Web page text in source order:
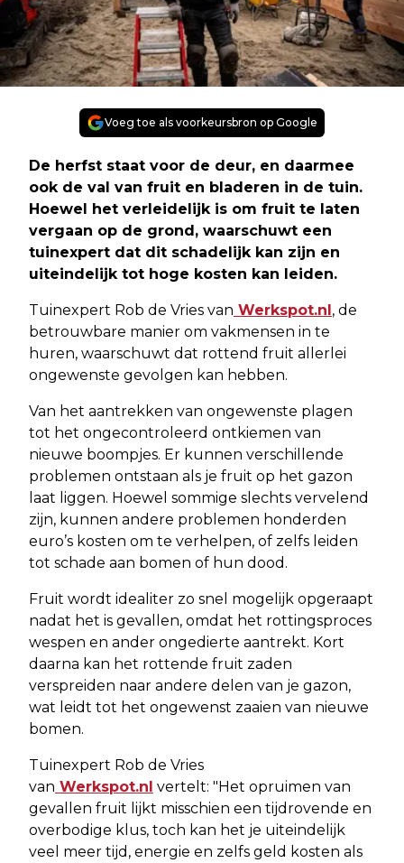
Voeg toe als voorkeursbron op Google
De herfst staat voor de deur, en daarmee
ook de val van fruit en bladeren in de tuin.
Hoewel het verleidelijk is om fruit te laten
vergaan op de grond, waarschuwt een
tuinexpert dat dit schadelijk kan zijn en
uiteindelijk tot hoge kosten kan leiden.
Tuinexpert Rob de Vries van Werkspot.nl, de
betrouwbare manier om vakmensen in te
huren, waarschuwt dat rottend fruit allerlei
ongewenste gevolgen kan hebben.
Van het aantrekken van ongewenste plagen
tot het ongecontroleerd ontkiemen van
nieuwe boompjes. Er kunnen verschillende
problemen ontstaan als je fruit op het gazon
laat liggen. Hoewel sommige slechts vervelend
zijn, kunnen andere problemen honderden
euro’s kosten om te verhelpen, of zelfs leiden
tot schade aan bomen of hun dood.
Fruit wordt idealiter zo snel mogelijk opgeraapt
nadat het is gevallen, omdat het rottingsproces
wespen en ander ongedierte aantrekt. Kort
daarna kan het rottende fruit zaden
verspreiden naar andere delen van je gazon,
wat leidt tot het ongewenst zaaien van nieuwe
bomen.
Tuinexpert Rob de Vries
van Werkspot.nl vertelt: "Het opruimen van
gevallen fruit lijkt misschien een tijdrovende en
overbodige klus, toch kan het je uiteindelijk
veel meer tijd, energie en zelfs geld kosten als